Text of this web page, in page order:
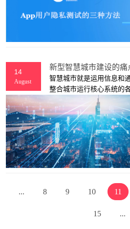
14
August
新型智慧城市建设的痛
智慧城市就是运用信息和
整合城市运行核心系统的
民生、环保、公共安全、
的各种需求做出智能响应
技术，实现城市智慧式管
人创造更美好的生活，促
长。
... 8 9 10 11
15 ...